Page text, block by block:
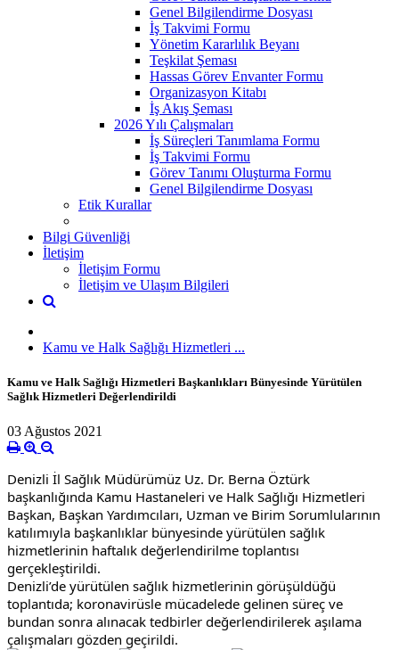
Genel Bilgilendirme Dosyası
İş Takvimi Formu
Yönetim Kararlılık Beyanı
Teşkilat Şeması
Hassas Görev Envanter Formu
Organizasyon Kitabı
İş Akış Şeması
2026 Yılı Çalışmaları
İş Süreçleri Tanımlama Formu
İş Takvimi Formu
Görev Tanımı Oluşturma Formu
Genel Bilgilendirme Dosyası
Etik Kurallar
Bilgi Güvenliği
İletişim
İletişim Formu
İletişim ve Ulaşım Bilgileri
Kamu ve Halk Sağlığı Hizmetleri ...
Kamu ve Halk Sağlığı Hizmetleri Başkanlıkları Bünyesinde Yürütülen
Sağlık Hizmetleri Değerlendirildi
03 Ağustos 2021
Denizli İl Sağlık Müdürümüz Uz. Dr. Berna Öztürk
başkanlığında Kamu Hastaneleri ve Halk Sağlığı Hizmetleri
Başkan, Başkan Yardımcıları, Uzman ve Birim Sorumlularının
katılımıyla başkanlıklar bünyesinde yürütülen sağlık
hizmetlerinin haftalık değerlendirilme toplantısı
gerçekleştirildi.
Denizli’de yürütülen sağlık hizmetlerinin görüşüldüğü
toplantıda; koronavirüsle mücadelede gelinen süreç ve
bundan sonra alınacak tedbirler değerlendirilerek aşılama
çalışmaları gözden geçirildi.